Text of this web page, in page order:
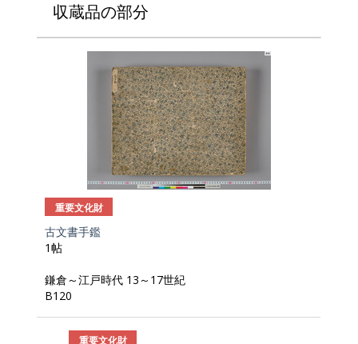
収蔵品の部分
重要文化財
古文書手鑑
1帖
鎌倉～江戸時代 13～17世紀
B120
重要文化財